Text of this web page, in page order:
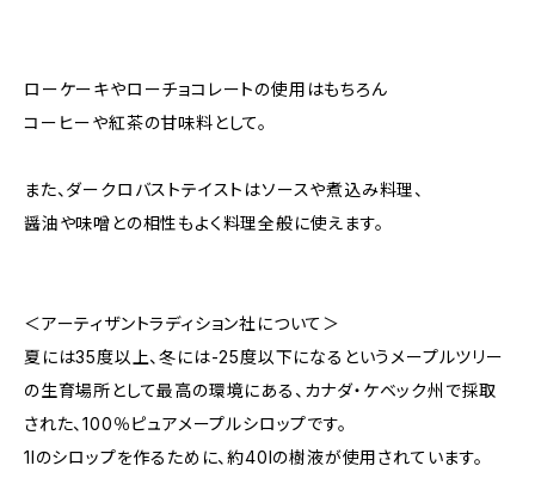
ローケーキやローチョコレートの使用はもちろん
コーヒーや紅茶の甘味料として。
また、ダークロバストテイストはソースや煮込み料理、
醤油や味噌との相性もよく料理全般に使えます。
＜アーティザントラディション社について＞
夏には35度以上、冬には-25度以下になるというメープルツリー
の生育場所として最高の環境にある、カナダ・ケベック州で採取
された、100％ピュアメープルシロップです。
1lのシロップを作るために、約40lの樹液が使用されています。